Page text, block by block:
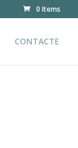
0 Items
CONTACTE